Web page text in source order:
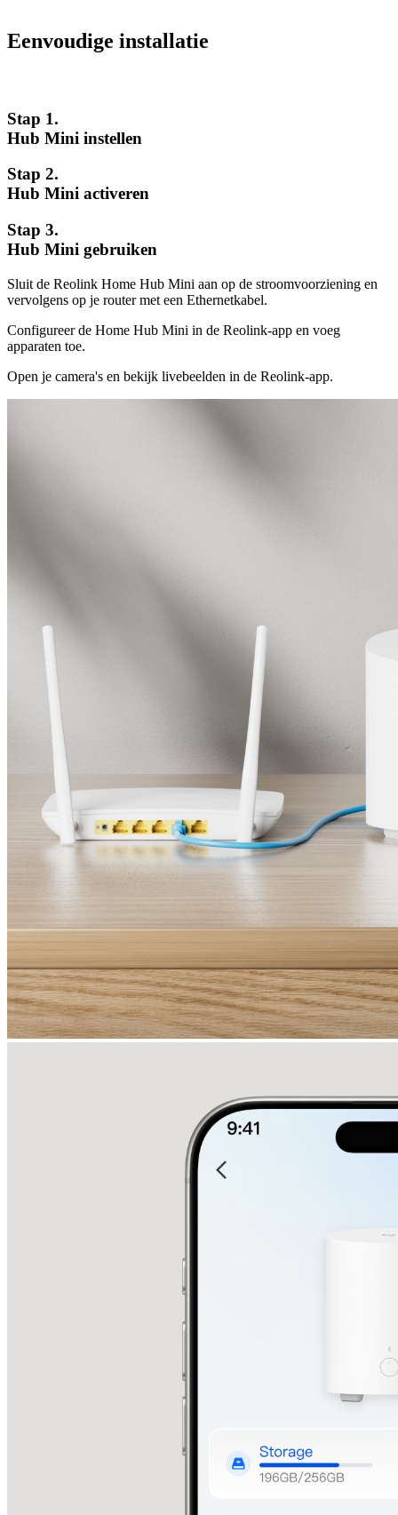
Eenvoudige installatie
Stap 1.
Hub Mini instellen
Stap 2.
Hub Mini activeren
Stap 3.
Hub Mini gebruiken
Sluit de Reolink Home Hub Mini aan op de stroomvoorziening en
vervolgens op je router met een Ethernetkabel.
Configureer de Home Hub Mini in de Reolink-app en voeg
apparaten toe.
Open je camera's en bekijk livebeelden in de Reolink-app.